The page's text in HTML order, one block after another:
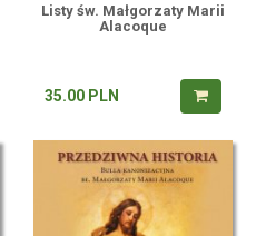
Listy św. Małgorzaty Marii
Alacoque
35.00 PLN